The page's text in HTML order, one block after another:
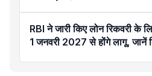
RBI ने जारी किए लोन रिकवरी के
1 जनवरी 2027 से होंगे लागू, जानें